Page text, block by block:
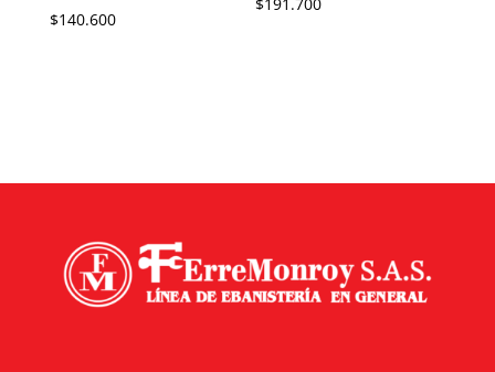
$140.600